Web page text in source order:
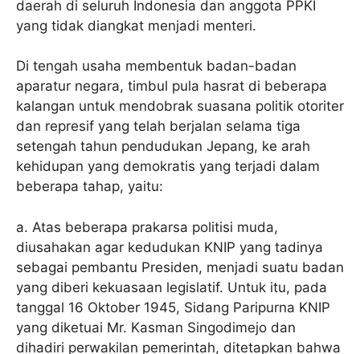
daerah di seluruh Indonesia dan anggota PPKI
yang tidak diangkat menjadi menteri.
Di tengah usaha membentuk badan-badan
aparatur negara, timbul pula hasrat di beberapa
kalangan untuk mendobrak suasana politik otoriter
dan represif yang telah berjalan selama tiga
setengah tahun pendudukan Jepang, ke arah
kehidupan yang demokratis yang terjadi dalam
beberapa tahap, yaitu:
a. Atas beberapa prakarsa politisi muda,
diusahakan agar kedudukan KNIP yang tadinya
sebagai pembantu Presiden, menjadi suatu badan
yang diberi kekuasaan legislatif. Untuk itu, pada
tanggal 16 Oktober 1945, Sidang Paripurna KNIP
yang diketuai Mr. Kasman Singodimejo dan
dihadiri perwakilan pemerintah, ditetapkan bahwa